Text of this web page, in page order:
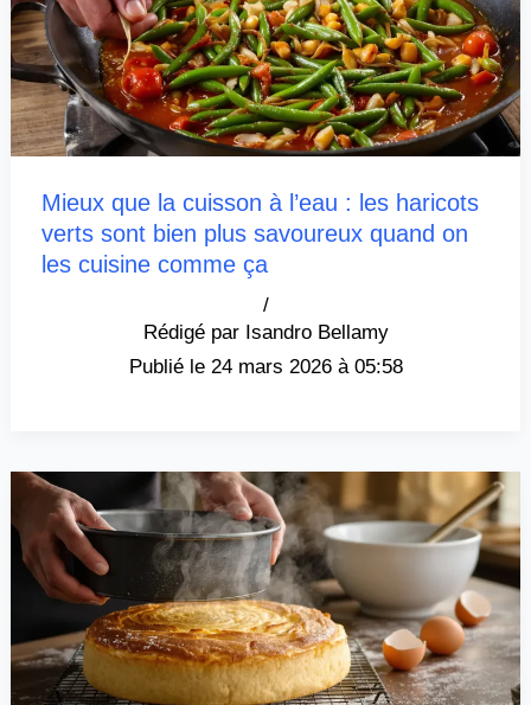
Mieux que la cuisson à l’eau : les haricots
verts sont bien plus savoureux quand on
les cuisine comme ça
Isandro Bellamy
/
24 mars 2026 à 05:58